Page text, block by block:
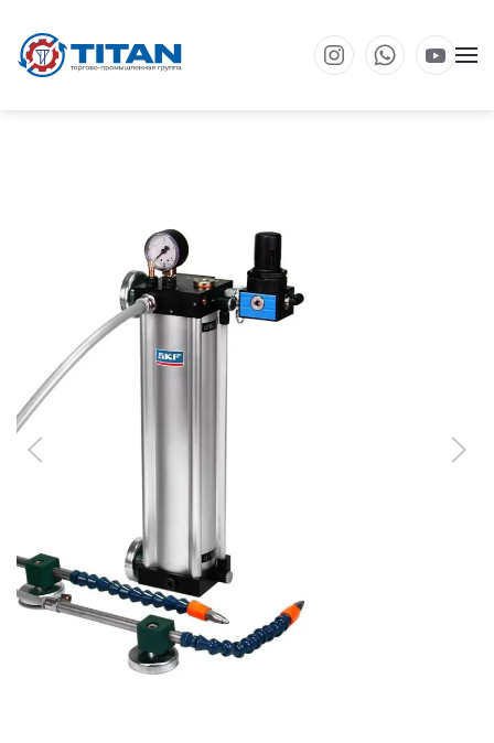
Перейти к основному содержанию